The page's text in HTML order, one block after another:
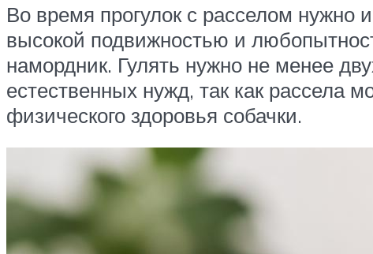
Во время прогулок с расселом нужно
высокой подвижностью и
намордник. Гулять нужно не менее
естественных нужд, так как рассела
физического здоровья собачки.